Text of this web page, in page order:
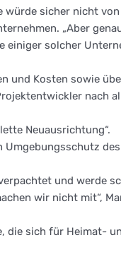
würde sicher nicht von
„Aber
einiger solcher
und Kosten sowie
nach
Neuausrichtung“.
und werde
wir nicht mit“,
die sich für Heimat-